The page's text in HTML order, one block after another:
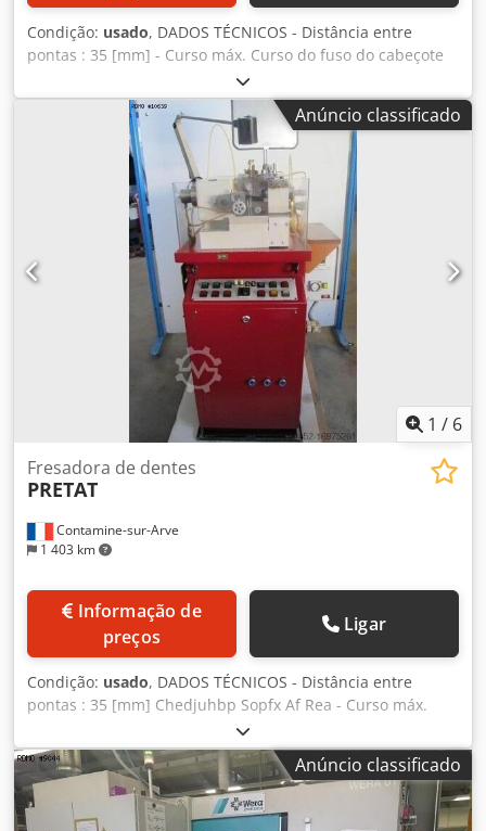
Condição: usado, DADOS TÉCNICOS - Distância entre
pontas : 35 [mm] - Curso máx. Curso do fuso do cabeçote
móvel : 10 [mm] - Máx. Movimento do cabeçote móvel : 10
[mm] - Máx. Curso máx. do eixo Y de mergulho: 5 [mm]
Chedsuhbqcspfx Af Rsa
Anúncio classificado
1 / 6
Contamine-sur-Arve
1 403 km
Fresadora de dentes
PRETAT
preços
Ligar
Condição: usado, DADOS TÉCNICOS - Distância entre
pontas : 35 [mm] Chedjuhbp Sopfx Af Rea - Curso máx.
Curso do fuso do cabeçote móvel : 10 [mm] - Máx.
Movimento do cabeçote móvel : 10 [mm] - Máx. Curso máx.
do eixo Y de mergulho: 5 [mm]
Anúncio classificado